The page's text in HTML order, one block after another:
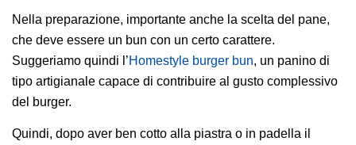
Nella preparazione, importante anche la scelta del pane,
che deve essere un bun con un certo carattere.
Suggeriamo quindi l’Homestyle burger bun, un panino di
tipo artigianale capace di contribuire al gusto complessivo
del burger.
Quindi, dopo aver ben cotto alla piastra o in padella il